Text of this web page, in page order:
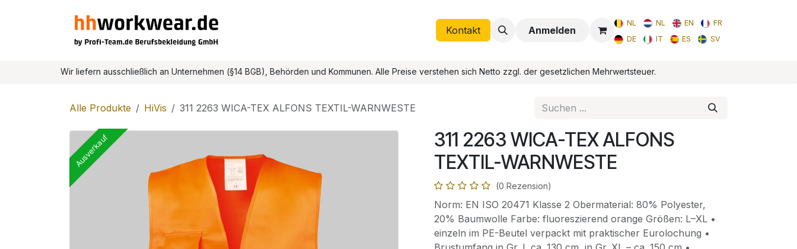
Home
Onlineshop Kontakt Anmelden
NL NL EN
FR
DE
IT ES SV
Wir liefern ausschließlich an Unternehmen (§14 BGB), Behörden und Kommunen. Alle Preise verstehen sich Netto zzgl. der gesetzlichen Mehrwertsteuer.
Alle Produkte HiVis 311 2263 WICA-TEX ALFONS TEXTIL-WARNWESTE
Ausverkauf
311 2263 WICA-TEX ALFONS
TEXTIL-WARNWESTE
(0 Rezension)
Norm: EN ISO 20471 Klasse 2 Obermaterial: 80% Polyester,
20% Baumwolle Farbe: fluoreszierend orange Größen: L–XL •
einzeln im PE-Beutel verpackt mit praktischer Eurolochung •